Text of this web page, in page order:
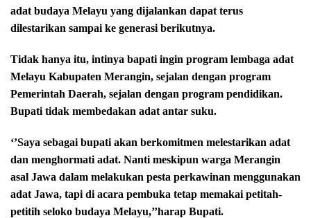
adat budaya Melayu yang dijalankan dapat terus
dilestarikan sampai ke generasi berikutnya.
Tidak hanya itu, intinya bapati ingin program lembaga adat
Melayu Kabupaten Merangin, sejalan dengan program
Pemerintah Daerah, sejalan dengan program pendidikan.
Bupati tidak membedakan adat antar suku.
‘’Saya sebagai bupati akan berkomitmen melestarikan adat
dan menghormati adat. Nanti meskipun warga Merangin
asal Jawa dalam melakukan pesta perkawinan menggunakan
adat Jawa, tapi di acara pembuka tetap memakai petitah-
petitih seloko budaya Melayu,’’harap Bupati.